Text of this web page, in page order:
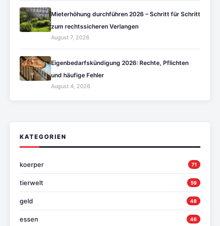
Mieterhöhung durchführen 2026 – Schritt für Schritt
zum rechtssicheren Verlangen
August 7, 2026
Eigenbedarfskündigung 2026: Rechte, Pflichten
und häufige Fehler
August 4, 2026
KATEGORIEN
koerper 71
tierwelt 59
geld 48
essen 46